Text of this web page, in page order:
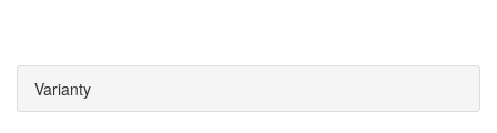
Varianty